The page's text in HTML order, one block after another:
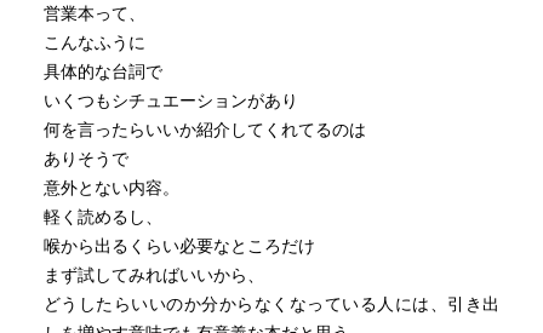
営業本って、
こんなふうに
具体的な台詞で
いくつもシチュエーションがあり
何を言ったらいいか紹介してくれてるのは
ありそうで
意外とない内容。
軽く読めるし、
喉から出るくらい必要なところだけ
まず試してみればいいから、
どうしたらいいのか分からなくなっている人には、引き出